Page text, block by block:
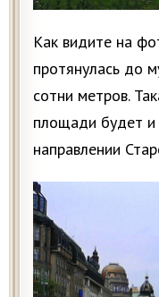
Как видите на
протянулась до
сотни метров.
площади будет и
направлении